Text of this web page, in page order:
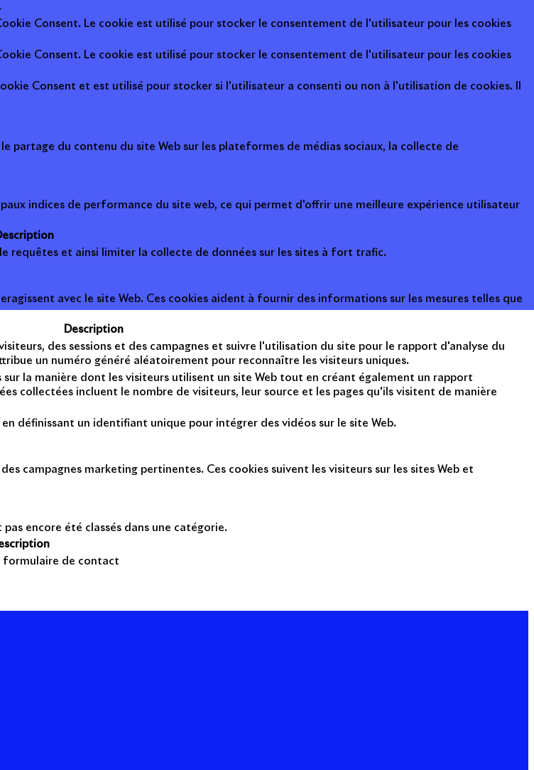
Consent. Le cookie est utilisé pour stocker le consentement de l'utilisateur pour les cookies
Consent. Le cookie est utilisé pour stocker le consentement de l'utilisateur pour les cookies
Consent et est utilisé pour stocker si l'utilisateur a consenti ou non à l'utilisation de cookies. Il
du contenu du site Web sur les plateformes de médias sociaux, la collecte de
indices de performance du site web, ce qui permet d'offrir une meilleure expérience utilisateur
requêtes et ainsi limiter la collecte de données sur les sites à fort trafic.
avec le site Web. Ces cookies aident à fournir des informations sur les mesures telles que
Description
des sessions et des campagnes et suivre l'utilisation du site pour le rapport d'analyse du
un numéro généré aléatoirement pour reconnaître les visiteurs uniques.
la manière dont les visiteurs utilisent un site Web tout en créant également un rapport
collectées incluent le nombre de visiteurs, leur source et les pages qu'ils visitent de manière
définissant un identifiant unique pour intégrer des vidéos sur le site Web.
campagnes marketing pertinentes. Ces cookies suivent les visiteurs sur les sites Web et
encore été classés dans une catégorie.
formulaire de contact